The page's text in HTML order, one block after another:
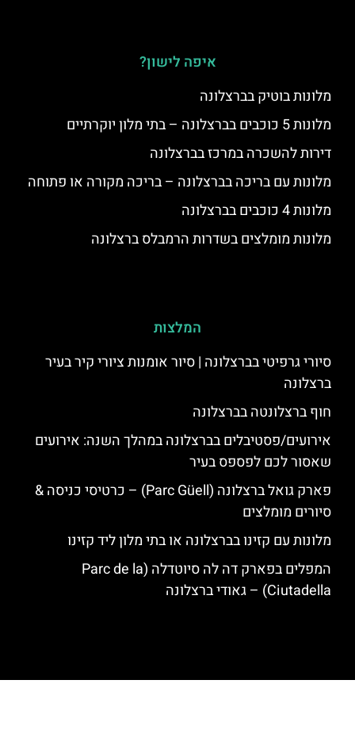
איפה לישון?
מלונות בוטיק בברצלונה
מלונות 5 כוכבים בברצלונה – בתי מלון יוקרתיים
דירות להשכרה במרכז בברצלונה
מלונות עם בריכה בברצלונה – בריכה מקורה או פתוחה
מלונות 4 כוכבים בברצלונה
מלונות מומלצים בשדרות הרמבלס ברצלונה
המלצות
סיורי גרפיטי בברצלונה | סיור אומנות ציורי קיר בעיר
ברצלונה
חוף ברצלונטה בברצלונה
אירועים/פסטיבלים בברצלונה במהלך השנה: אירועים
שאסור לכם לפספס בעיר
פארק גואל ברצלונה (Parc Güell) – כרטיסי כניסה &
סיורים מומלצים
מלונות עם קזינו בברצלונה או בתי מלון ליד קזינו
המפלים בפארק דה לה סיוטדלה (Parc de la
Ciutadella) – גאודי ברצלונה